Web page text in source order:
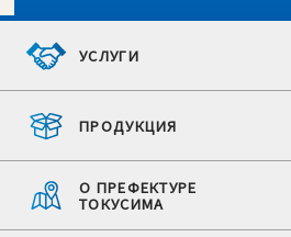
УСЛУГИ
ПРОДУКЦИЯ
О ПРЕФЕКТУРЕ
ТОКУСИМА